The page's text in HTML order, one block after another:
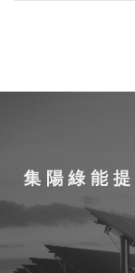
集陽綠能